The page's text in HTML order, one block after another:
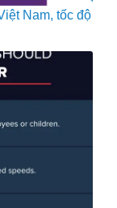
Nam, tốc độ